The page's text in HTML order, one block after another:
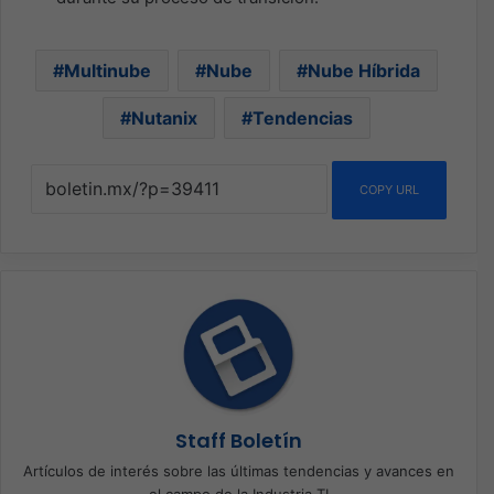
Multinube Nube Nube Híbrida
Nutanix Tendencias
COPY URL
Staff Boletín
Artículos de interés sobre las últimas tendencias y avances en